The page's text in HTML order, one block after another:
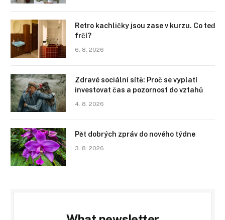
Retro kachličky jsou zase v kurzu. Co teď
frčí?
6. 8. 2026
Zdravé sociální sítě: Proč se vyplatí
investovat čas a pozornost do vztahů
4. 8. 2026
Pět dobrých zpráv do nového týdne
3. 8. 2026